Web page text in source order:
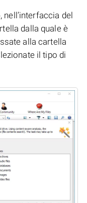
del
dalla quale è
alla cartella
il tipo di